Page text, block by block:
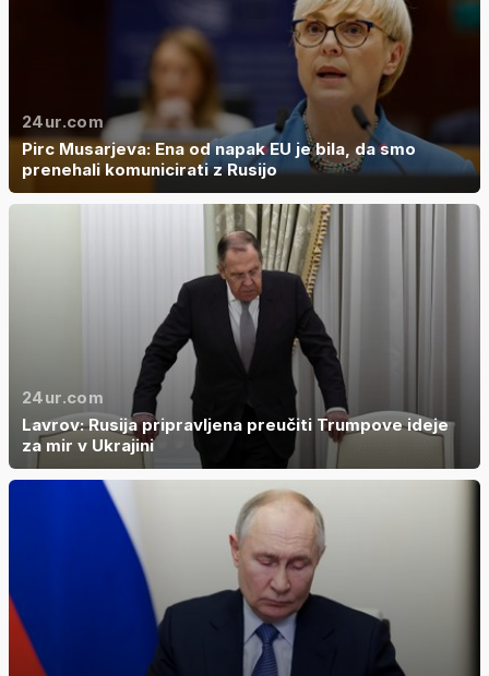
24ur.com
Pirc Musarjeva: Ena od napak EU je bila, da smo
prenehali komunicirati z Rusijo
24ur.com
Lavrov: Rusija pripravljena preučiti Trumpove ideje
za mir v Ukrajini